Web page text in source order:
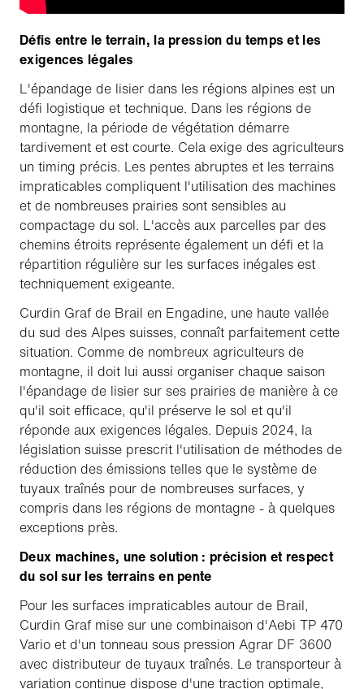
Défis entre le terrain, la pression du temps et les
exigences légales
L'épandage de lisier dans les régions alpines est un
défi logistique et technique. Dans les régions de
montagne, la période de végétation démarre
tardivement et est courte. Cela exige des agriculteurs
un timing précis. Les pentes abruptes et les terrains
impraticables compliquent l'utilisation des machines
et de nombreuses prairies sont sensibles au
compactage du sol. L'accès aux parcelles par des
chemins étroits représente également un défi et la
répartition régulière sur les surfaces inégales est
techniquement exigeante.
Curdin Graf de Brail en Engadine, une haute vallée
du sud des Alpes suisses, connaît parfaitement cette
situation. Comme de nombreux agriculteurs de
montagne, il doit lui aussi organiser chaque saison
l'épandage de lisier sur ses prairies de manière à ce
qu'il soit efficace, qu'il préserve le sol et qu'il
réponde aux exigences légales. Depuis 2024, la
législation suisse prescrit l'utilisation de méthodes de
réduction des émissions telles que le système de
tuyaux traînés pour de nombreuses surfaces, y
compris dans les régions de montagne - à quelques
exceptions près.
Deux machines, une solution : précision et respect
du sol sur les terrains en pente
Pour les surfaces impraticables autour de Brail,
Curdin Graf mise sur une combinaison d'Aebi TP 470
Vario et d'un tonneau sous pression Agrar DF 3600
avec distributeur de tuyaux traînés. Le transporteur à
variation continue dispose d'une traction optimale,